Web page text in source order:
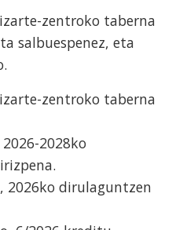
zentroko taberna
salbuespenez, eta
zentroko taberna
2028ko
2026ko dirulaguntzen